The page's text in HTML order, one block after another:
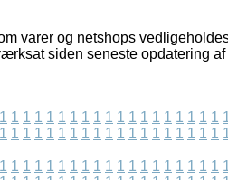
varer og netshops
siden seneste opdatering
1 1 1 1 1 1 1 1 1 1 1 1 1 1 1 1 1 1 1
1 1 1 1 1 1 1 1 1 1 1 1 1 1 1 1 1 1 1
1 1 1 1 1 1 1 1 1 1 1 1 1 1 1 1 1 1 1